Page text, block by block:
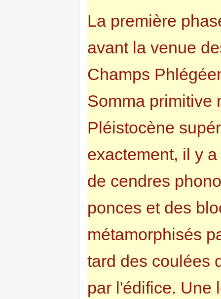
La première
avant la venue
Champs
Somma primitive
Pléistocène
exactement, il y
de cendres
ponces et des
métamorphisés
tard des coulées
par l'édifice. Une